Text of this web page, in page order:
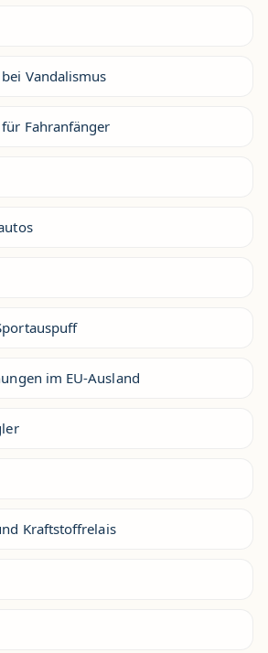
Vandalismus
Fahranfänger
im EU-Ausland
Kraftstoffrelais